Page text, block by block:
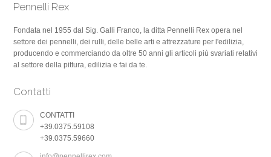
Pennelli Rex
Fondata nel 1955 dal Sig. Galli Franco, la ditta Pennelli Rex opera nel
settore dei pennelli, dei rulli, delle belle arti e attrezzature per l'edilizia,
producendo e commerciando da oltre 50 anni gli articoli più svariati relativi
al settore della pittura, edilizia e fai da te.
Contatti
CONTATTI
+39.0375.59108
+39.0375.59660